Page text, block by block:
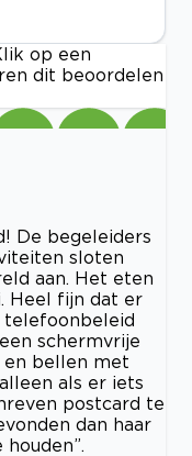
op een
dit beoordelen
De begeleiders
sloten
aan. Het eten
Heel fijn dat er
telefoonbeleid
schermvrije
en bellen met
als er iets
postcard te
dan haar